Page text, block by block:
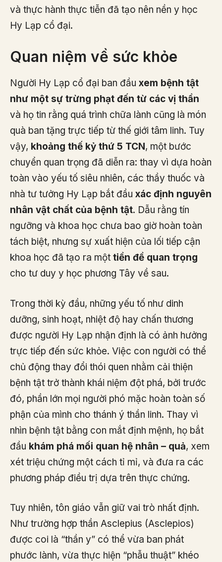
và thực hành thực tiễn đã tạo nên nền y học
Hy Lạp cổ đại.
Quan niệm về sức khỏe
Người Hy Lạp cổ đại ban đầu xem bệnh tật
như một sự trừng phạt đến từ các vị thần
và họ tin rằng quá trình chữa lành cũng là món
quà ban tặng trực tiếp từ thế giới tâm linh. Tuy
vậy, khoảng thế kỷ thứ 5 TCN, một bước
chuyển quan trọng đã diễn ra: thay vì dựa hoàn
toàn vào yếu tố siêu nhiên, các thầy thuốc và
nhà tư tưởng Hy Lạp bắt đầu xác định nguyên
nhân vật chất của bệnh tật. Dẫu rằng tín
ngưỡng và khoa học chưa bao giờ hoàn toàn
tách biệt, nhưng sự xuất hiện của lối tiếp cận
khoa học đã tạo ra một tiền đề quan trọng
cho tư duy y học phương Tây về sau.
Trong thời kỳ đầu, những yếu tố như dinh
dưỡng, sinh hoạt, nhiệt độ hay chấn thương
được người Hy Lạp nhận định là có ảnh hưởng
trực tiếp đến sức khỏe. Việc con người có thể
chủ động thay đổi thói quen nhằm cải thiện
bệnh tật trở thành khái niệm đột phá, bởi trước
đó, phần lớn mọi người phó mặc hoàn toàn số
phận của mình cho thánh ý thần linh. Thay vì
nhìn bệnh tật bằng con mắt định mệnh, họ bắt
đầu khám phá mối quan hệ nhân – quả, xem
xét triệu chứng một cách tỉ mỉ, và đưa ra các
phương pháp điều trị dựa trên thực chứng.
Tuy nhiên, tôn giáo vẫn giữ vai trò nhất định.
Như trường hợp thần Asclepius (Asclepios)
được coi là “thần y” có thể vừa ban phát
phước lành, vừa thực hiện “phẫu thuật” khéo